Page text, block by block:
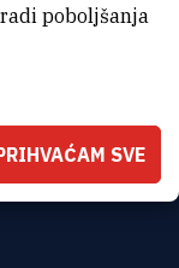
poboljšanja
SVE